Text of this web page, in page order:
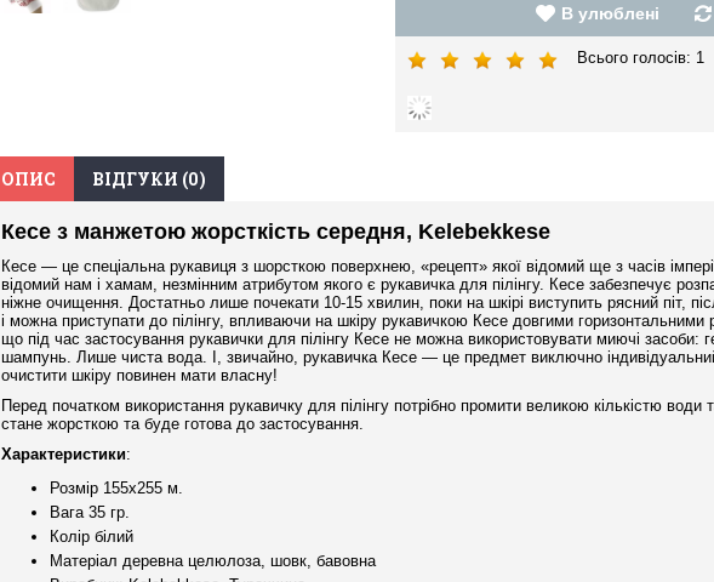
В улюблені
Всього голосів: 1
ОПИС ВІДГУКИ (0)
Кесе з манжетою жорсткість середня, Kelebekkese
Кесе — це спеціальна рукавиця з шорсткою поверхнею, «рецепт» якої відомий ще з часів
відомий нам і хамам, незмінним атрибутом якого є рукавичка для пілінгу. Кесе забезпечує
ніжне очищення. Достатньо лише почекати 10-15 хвилин, поки на шкірі виступить рясний піт,
і можна приступати до пілінгу, впливаючи на шкіру рукавичкою Кесе довгими горизонтальними
що під час застосування рукавички для пілінгу Кесе не можна використовувати миючі
шампунь. Лише чиста вода. І, звичайно, рукавичка Кесе — це предмет виключно
очистити шкіру повинен мати власну!
Перед початком використання рукавичку для пілінгу потрібно промити великою кількістю води
стане жорсткою та буде готова до застосування.
Характеристики:
Розмір 155х255 м.
Вага 35 гр.
Колір білий
Матеріал деревна целюлоза, шовк, бавовна